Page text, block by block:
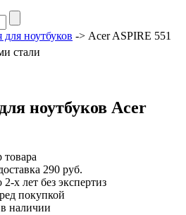
ноутбуков -> Acer ASPIRE 551
стали
ноутбуков Acer
290 руб.
х лет без экспертиз
покупкой
наличии